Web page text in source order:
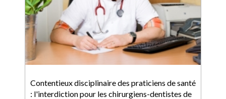
Contentieux disciplinaire des praticiens de santé
: l'interdiction pour les chirurgiens-dentistes de